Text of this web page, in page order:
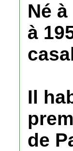
Né
à
Il
de